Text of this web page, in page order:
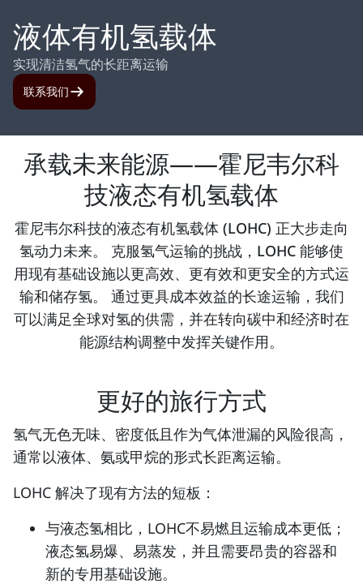
液体有机氢载体
实现清洁氢气的长距离运输
联系我们
承载未来能源——霍尼韦尔科
技液态有机氢载体
霍尼韦尔科技的液态有机氢载体 (LOHC) 正大步走向
氢动力未来。 克服氢气运输的挑战，LOHC 能够使
用现有基础设施以更高效、更有效和更安全的方式运
输和储存氢。 通过更具成本效益的长途运输，我们
可以满足全球对氢的供需，并在转向碳中和经济时在
能源结构调整中发挥关键作用。
更好的旅行方式
氢气无色无味、密度低且作为气体泄漏的风险很高，
通常以液体、氨或甲烷的形式长距离运输。
LOHC 解决了现有方法的短板：
与液态氢相比，LOHC不易燃且运输成本更低；
液态氢易爆、易蒸发，并且需要昂贵的容器和
新的专用基础设施。